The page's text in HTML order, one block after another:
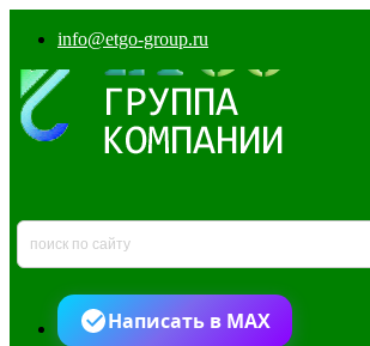
info@etgo-group.ru
Написать в MAX